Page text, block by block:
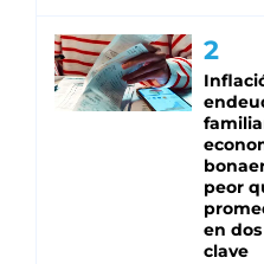
peor
en
clave